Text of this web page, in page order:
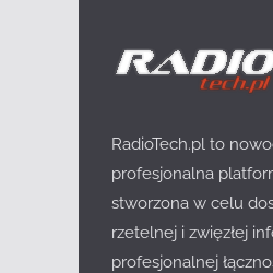
RadioTech.pl to
profesjonalna
stworzona w celu
rzetelnej i zwięzłej
profesjonalnej